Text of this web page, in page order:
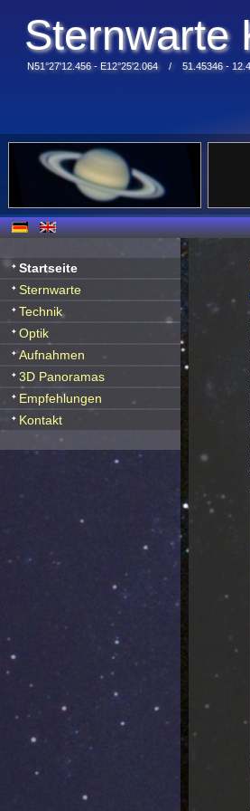
Sternwarte
N51°27'12.456 - E12°25'2.064 / 51.45346 -
Startseite
Sternwarte
Technik
Optik
Aufnahmen
3D Panoramas
Empfehlungen
Kontakt